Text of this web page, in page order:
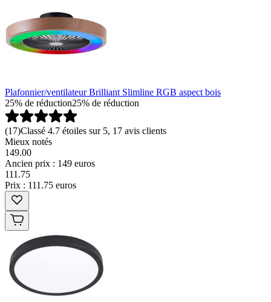
Plafonnier/ventilateur Brilliant Slimline RGB aspect bois
25% de réduction25% de réduction
(17)Classé 4.7 étoiles sur 5, 17 avis clients
Mieux notés
149.00
Ancien prix : 149 euros
111 .75
Prix : 111.75 euros